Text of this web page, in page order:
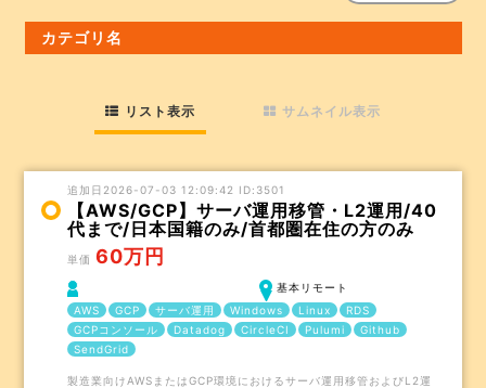
カテゴリ名
リスト表示 サムネイル表示
追加日2026-07-03 12:09:42 ID:3501
【AWS/GCP】サーバ運用移管・L2運用/40
代まで/日本国籍のみ/首都圏在住の方のみ
単価 60万円
基本リモート
AWS
GCP サーバ運用 Windows Linux
RDS
GCPコンソール
Datadog CircleCI Pulumi
Github
SendGrid
製造業向けAWSまたはGCP環境におけるサーバ運用移管およびL2運